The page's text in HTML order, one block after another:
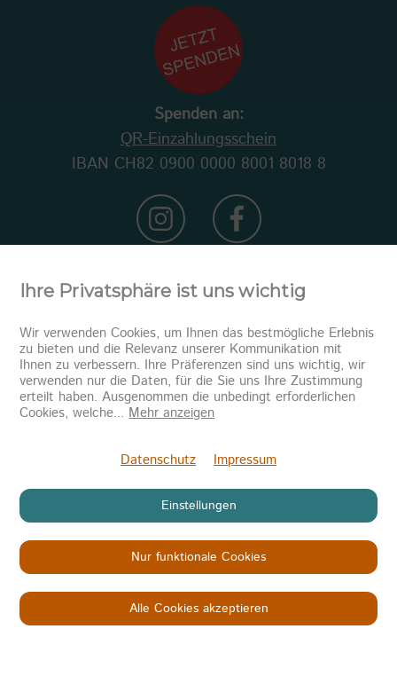
Spenden an:
QR-Einzahlungsschein
IBAN CH82 0900 0000 8001 8018 8
Newsletter abonnieren
Copyright © 2026KINDER IN NOT
Datenschutz
Impressum AGB
Ihre Privatsphäre ist uns wichtig
Wir verwenden Cookies, um Ihnen das bestmögliche Erlebnis
zu bieten und die Relevanz unserer Kommunikation mit
Ihnen zu verbessern. Ihre Präferenzen sind uns wichtig, wir
verwenden nur die Daten, für die Sie uns Ihre Zustimmung
erteilt haben. Ausgenommen die unbedingt erforderlichen
Cookies, welche... Mehr anzeigen
Datenschutz Impressum
Einstellungen
Nur funktionale Cookies
Alle Cookies akzeptieren